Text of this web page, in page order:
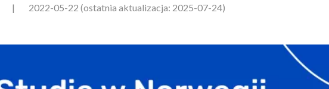
| 2022-05-22 (ostatnia aktualizacja: 2025-07-24)